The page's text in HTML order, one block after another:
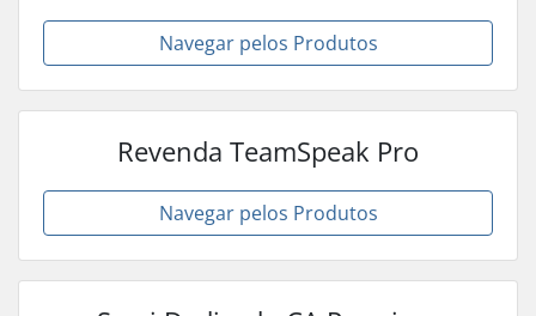
Navegar pelos Produtos
Revenda TeamSpeak Pro
Navegar pelos Produtos